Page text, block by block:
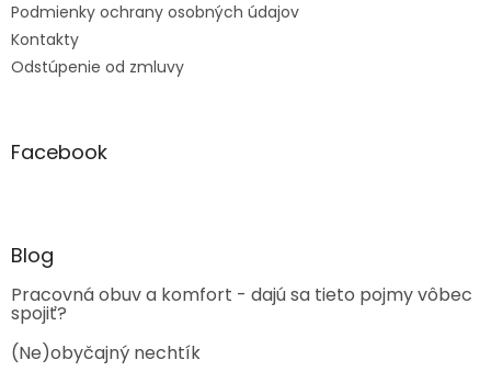
Podmienky ochrany osobných údajov
Kontakty
Odstúpenie od zmluvy
Facebook
Blog
Pracovná obuv a komfort - dajú sa tieto pojmy vôbec
spojiť?
(Ne)obyčajný nechtík